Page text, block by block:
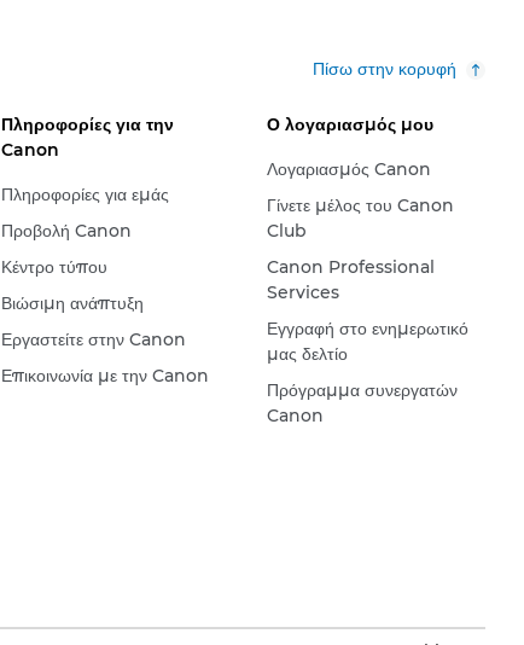
Πίσω στην κορυφή
Πληροφορίες για την
Canon
Πληροφορίες για εμάς
Προβολή Canon
Κέντρο τύπου
Βιώσιμη ανάπτυξη
Εργαστείτε στην Canon
Επικοινωνία με την Canon
Ο λογαριασμός μου
Λογαριασμός Canon
Γίνετε μέλος του Canon
Club
Canon Professional
Services
Εγγραφή στο ενημερωτικό
μας δελτίο
Πρόγραμμα συνεργατών
Canon